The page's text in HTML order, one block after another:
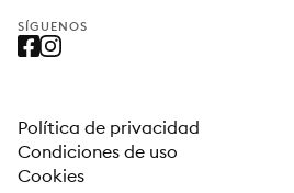
SÍGUENOS
Política de privacidad
Condiciones de uso
Cookies